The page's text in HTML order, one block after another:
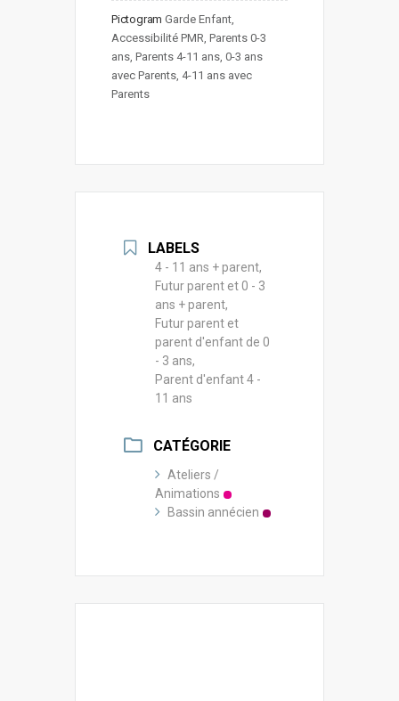
Pictogram Garde Enfant,
Accessibilité PMR, Parents 0-3
ans, Parents 4-11 ans, 0-3 ans
avec Parents, 4-11 ans avec
Parents
LABELS
4 - 11 ans + parent,
Futur parent et 0 - 3
ans + parent,
Futur parent et
parent d'enfant de 0
- 3 ans,
Parent d'enfant 4 -
11 ans
CATÉGORIE
Ateliers /
Animations
Bassin annécien